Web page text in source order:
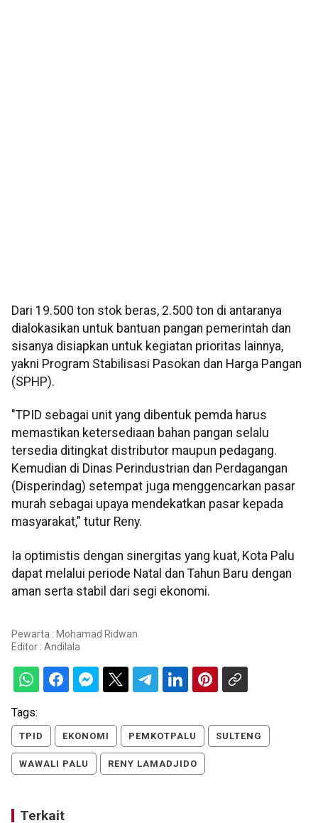
Dari 19.500 ton stok beras, 2.500 ton di antaranya
dialokasikan untuk bantuan pangan pemerintah dan
sisanya disiapkan untuk kegiatan prioritas lainnya,
yakni Program Stabilisasi Pasokan dan Harga Pangan
(SPHP).
"TPID sebagai unit yang dibentuk pemda harus
memastikan ketersediaan bahan pangan selalu
tersedia ditingkat distributor maupun pedagang.
Kemudian di Dinas Perindustrian dan Perdagangan
(Disperindag) setempat juga menggencarkan pasar
murah sebagai upaya mendekatkan pasar kepada
masyarakat," tutur Reny.
Ia optimistis dengan sinergitas yang kuat, Kota Palu
dapat melalui periode Natal dan Tahun Baru dengan
aman serta stabil dari segi ekonomi.
Pewarta : Mohamad Ridwan
Editor : Andilala
Tags:
TPID EKONOMI PEMKOTPALU SULTENG
WAWALI PALU RENY LAMADJIDO
Terkait